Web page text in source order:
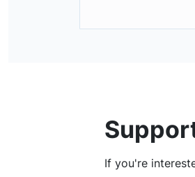
If you're